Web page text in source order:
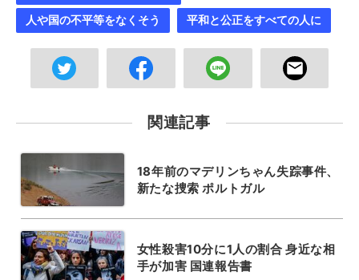
人や国の不平等をなくそう 平和と公正をすべての人に
関連記事
18年前のマデリンちゃん失踪事件、
新たな捜索 ポルトガル
女性殺害10分に1人の割合 身近な相
手が加害 国連報告書